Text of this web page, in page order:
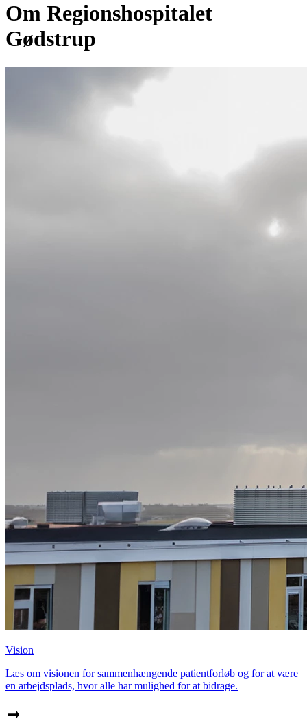
Om Regionshospitalet
Gødstrup
Vision
Læs om visionen for sammenhængende patientforløb og for at være
en arbejdsplads, hvor alle har mulighed for at bidrage.